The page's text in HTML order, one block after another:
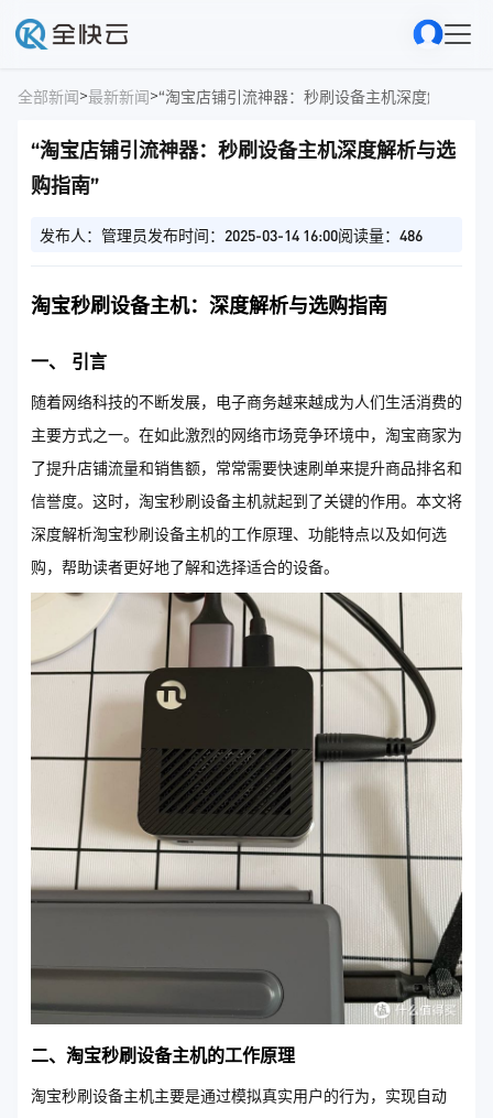
全部新闻>最新新闻>“淘宝店铺引流神器：秒刷设备主机深度解析与选
“淘宝店铺引流神器：秒刷设备主机深度解析与选
购指南”
发布人：管理员发布时间：2025-03-14 16:00阅读量：486
淘宝秒刷设备主机：深度解析与选购指南
一、 引言
随着网络科技的不断发展，电子商务越来越成为人们生活消费的
主要方式之一。在如此激烈的网络市场竞争环境中，淘宝商家为
了提升店铺流量和销售额，常常需要快速刷单来提升商品排名和
信誉度。这时，淘宝秒刷设备主机就起到了关键的作用。本文将
深度解析淘宝秒刷设备主机的工作原理、功能特点以及如何选
购，帮助读者更好地了解和选择适合的设备。
二、淘宝秒刷设备主机的工作原理
淘宝秒刷设备主机主要是通过模拟真实用户的行为，实现自动